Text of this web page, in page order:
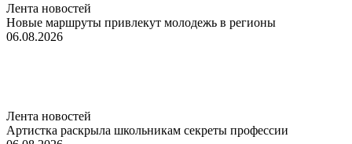
Лента новостей
Новые маршруты привлекут молодежь в регионы
06.08.2026
Лента новостей
Артистка раскрыла школьникам секреты профессии